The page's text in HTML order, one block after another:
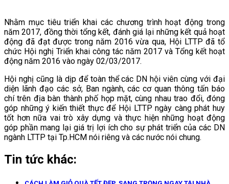
Nhằm mục tiêu triển khai các chương trình hoạt động trong
năm 2017, đồng thời tổng kết, đánh giá lại những kết quả hoạt
động đã đạt được trong năm 2016 vừa qua, Hội LTTP đã tổ
chức Hội nghị Triển khai công tác năm 2017 và Tổng kết hoạt
động năm 2016 vào ngày 02/03/2017.
Hội nghị cũng là dịp để toàn thể các DN hội viên cùng với đại
diện lãnh đạo các sở, Ban ngành, các cơ quan thông tấn báo
chí trên địa bàn thành phố họp mặt, cùng nhau trao đổi, đóng
góp những ý kiến thiết thực để Hội LTTP ngày càng phát huy
tốt hơn nữa vai trò xây dựng và thực hiện những hoạt động
góp phần mang lại giá trị lợi ích cho sự phát triển của các DN
ngành LTTP tại Tp.HCM nói riêng và các nước nói chung.
Tin tức khác: